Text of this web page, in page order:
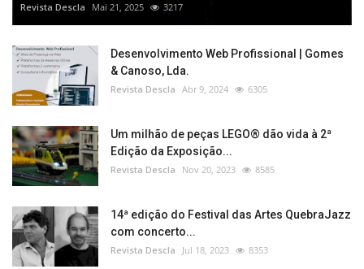
Revista Descla Mai 21, 2025 3217
Desenvolvimento Web Profissional | Gomes
& Canoso, Lda.
Revista Descla Abr 9, 2024 6305
Um milhão de peças LEGO® dão vida à 2ª
Edição da Exposição...
Revista Descla Nov 20, 2023 8585
14ª edição do Festival das Artes QuebraJazz
com concerto...
Revista Descla Jul 18, 2023 8353